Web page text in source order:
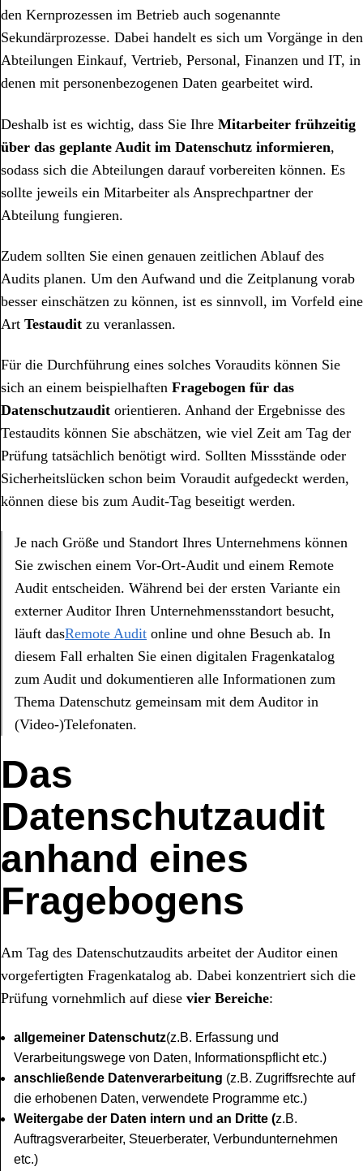
den Kernprozessen im Betrieb auch sogenannte
Sekundärprozesse. Dabei handelt es sich um Vorgänge in den
Abteilungen Einkauf, Vertrieb, Personal, Finanzen und IT, in
denen mit personenbezogenen Daten gearbeitet wird.
Deshalb ist es wichtig, dass Sie Ihre Mitarbeiter frühzeitig
über das geplante Audit im Datenschutz informieren,
sodass sich die Abteilungen darauf vorbereiten können. Es
sollte jeweils ein Mitarbeiter als Ansprechpartner der
Abteilung fungieren.
Zudem sollten Sie einen genauen zeitlichen Ablauf des
Audits planen. Um den Aufwand und die Zeitplanung vorab
besser einschätzen zu können, ist es sinnvoll, im Vorfeld eine
Art Testaudit zu veranlassen.
Für die Durchführung eines solches Voraudits können Sie
sich an einem beispielhaften Fragebogen für das
Datenschutzaudit orientieren. Anhand der Ergebnisse des
Testaudits können Sie abschätzen, wie viel Zeit am Tag der
Prüfung tatsächlich benötigt wird. Sollten Missstände oder
Sicherheitslücken schon beim Voraudit aufgedeckt werden,
können diese bis zum Audit-Tag beseitigt werden.
Je nach Größe und Standort Ihres Unternehmens können
Sie zwischen einem Vor-Ort-Audit und einem Remote
Audit entscheiden. Während bei der ersten Variante ein
externer Auditor Ihren Unternehmensstandort besucht,
läuft dasRemote Audit online und ohne Besuch ab. In
diesem Fall erhalten Sie einen digitalen Fragenkatalog
zum Audit und dokumentieren alle Informationen zum
Thema Datenschutz gemeinsam mit dem Auditor in
(Video-)Telefonaten.
Das
Datenschutzaudit
anhand eines
Fragebogens
Am Tag des Datenschutzaudits arbeitet der Auditor einen
vorgefertigten Fragenkatalog ab. Dabei konzentriert sich die
Prüfung vornehmlich auf diese vier Bereiche:
allgemeiner Datenschutz(z.B. Erfassung und
Verarbeitungswege von Daten, Informationspflicht etc.)
anschließende Datenverarbeitung (z.B. Zugriffsrechte auf
die erhobenen Daten, verwendete Programme etc.)
Weitergabe der Daten intern und an Dritte (z.B.
Auftragsverarbeiter, Steuerberater, Verbundunternehmen
etc.)